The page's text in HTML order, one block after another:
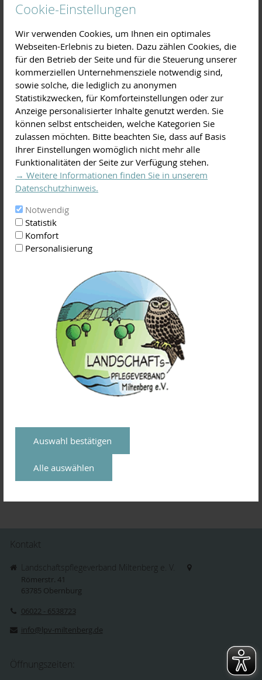
Cookie-Einstellungen
Wir verwenden Cookies, um Ihnen ein optimales
Webseiten-Erlebnis zu bieten. Dazu zählen Cookies, die
für den Betrieb der Seite und für die Steuerung unserer
kommerziellen Unternehmensziele notwendig sind,
sowie solche, die lediglich zu anonymen
Statistikzwecken, für Komforteinstellungen oder zur
Anzeige personalisierter Inhalte genutzt werden. Sie
können selbst entscheiden, welche Kategorien Sie
zulassen möchten. Bitte beachten Sie, dass auf Basis
Ihrer Einstellungen womöglich nicht mehr alle
Funktionalitäten der Seite zur Verfügung stehen.
→ Weitere Informationen finden Sie in unserem
Datenschutzhinweis.
Notwendig
Statistik
Komfort
Personalisierung
Auswahl bestätigen
Alle auswählen
Die zweite Auflage des Buches "Gestaltung von
LPV-Geschäftsstelle sind Exemplare verfügbar.
Josef Weimer ist überregional bekannt als Seminarleiter für
Obstbaumschnittkurse. Auch beim Landschaftspflegeverband
„zertifizierten Landschaftsobstbaumpfleger“ durch.
Sein 2023 veröffentlichtes Buch mit dem Titel „Gestaltung
von Landschaftsobstbäumen“ war innerhalb kurzer Zeit
vergriffen. Mit einigen redaktionellen Ergänzungen ist nun die
zweite Auflage erschienen. Das umfassende Werk bietet allen,
die sich für das Thema Obstbaumpflege interessieren, die
Möglichkeit, ihr Wissen zu erweitern und zu vertiefen.
Das Buch von Josef Weimer kann demnächst über die
https://josef-weimer.de/gestaltung-von-
Aktuelles
Kontakt
Landschaftspflegeverband Miltenberg e. V.
Römerstr. 41
63785 Obernburg
06022 - 6538723
info@lpv-miltenberg.de
Öffnungszeiten: